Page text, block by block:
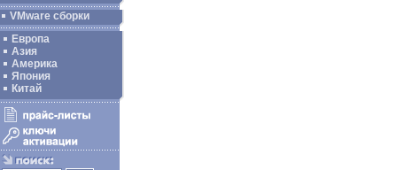
VMware сборки
Европа
Азия
Америка
Япония
Китай